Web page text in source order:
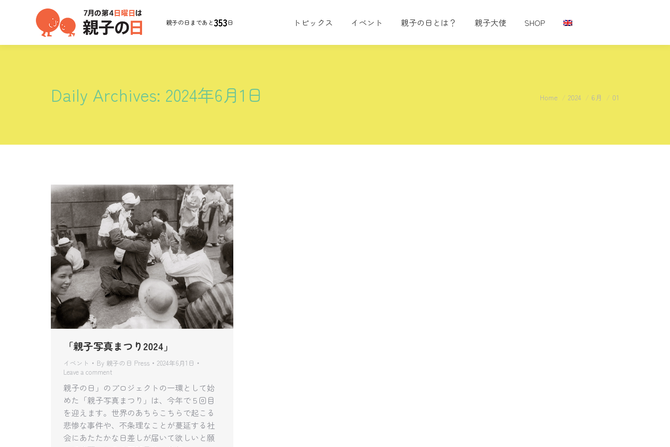
親子の日まであと353日 トピックス イベント 親子の日とは？ 親子大使 SHOP
Daily Archives: 2024年6月1日 You are here:
Home 2024 6月 01
「親子写真まつり2024」
イベント By 親子の日 Press
2024年6月1日
Leave a comment
親子の日」のプロジェクトの一環として始
めた「親子写真まつり」は、今年で５回目
を迎えます。世界のあちらこちらで起こる
悲惨な事件や、不条理なことが蔓延する社
会にあたたかな日差しが届いて欲しいと願